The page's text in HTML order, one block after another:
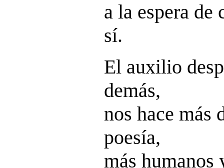
a la espera de
sí.
El auxilio
demás,
nos hace más
poesía,
más humanos